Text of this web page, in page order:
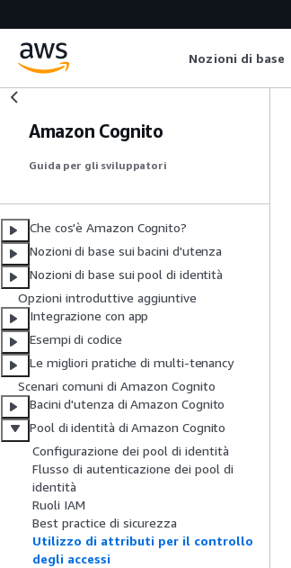
Nozioni di base
Amazon Cognito
Guida per gli sviluppatori
Che cos'è Amazon Cognito?
Nozioni di base sui bacini d'utenza
Nozioni di base sui pool di identità
Opzioni introduttive aggiuntive
Integrazione con app
Esempi di codice
Le migliori pratiche di multi-tenancy
Scenari comuni di Amazon Cognito
Bacini d'utenza di Amazon Cognito
Pool di identità di Amazon Cognito
Configurazione dei pool di identità
Flusso di autenticazione dei pool di
identità
Ruoli IAM
Best practice di sicurezza
Utilizzo di attributi per il controllo
degli accessi